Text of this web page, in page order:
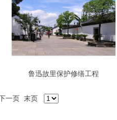
鲁迅故里保护修缮工程
一页 末页